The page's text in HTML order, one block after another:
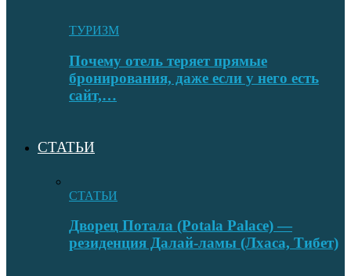
ТУРИЗМ
Почему отель теряет прямые
бронирования, даже если у него есть
сайт,…
СТАТЬИ
СТАТЬИ
Дворец Потала (Potala Palace) —
резиденция Далай-ламы (Лхаса, Тибет)